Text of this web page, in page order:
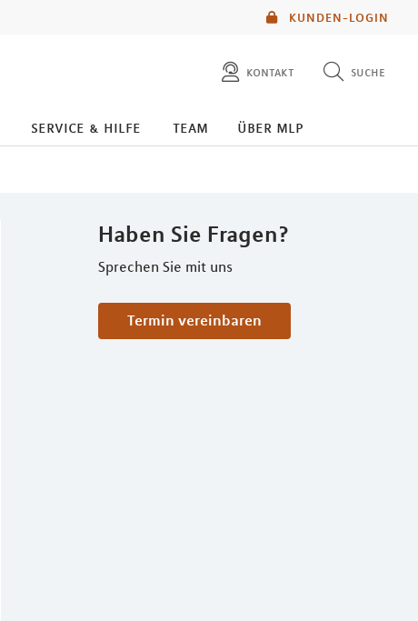
KUNDEN-LOGIN
kontakt suche
diese website durchsuchen
service & hilfe team über mlp
Haben Sie Fragen?
Sprechen Sie mit uns
Termin vereinbaren